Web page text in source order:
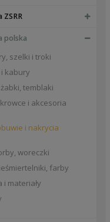
ZSRR
polska
szelki i troki
kabury
temblaki
i akcesoria
i nakrycia
woreczki
farby
i materiały